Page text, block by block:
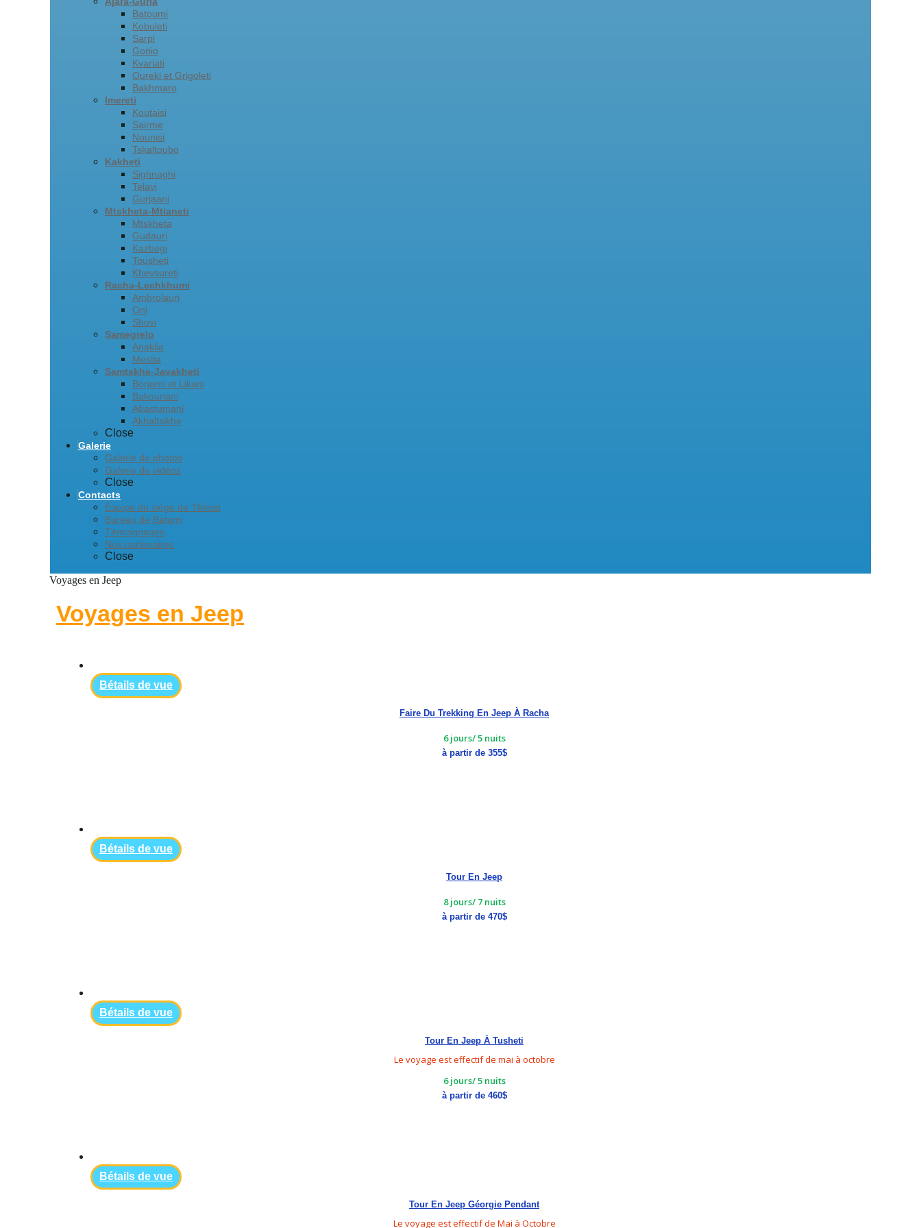
Batoumi
Kobuleti
Sarpi
Gonio
Kvariati
Oureki et Grigoleti
Bakhmaro
Imereti
Koutaisi
Sairme
Nounisi
Tskaltoubo
Kakheti
Sighnaghi
Telavi
Gurjaani
Mtskheta-Mtianeti
Mtskheta
Gudauri
Kazbegi
Tousheti
Khevsureti
Racha-Lechkhumi
Ambrolauri
Oni
Shovi
Samegrelo
Anaklia
Mestia
Samtskhe-Javakheti
Borjomi et Likani
Bakouriani
Abastumani
Akhaltsikhe
Close
Galerie
Galerie de photos
Galerie de vidéos
Close
Contacts
Équipe du siège de Tbilissi
Bureau de Batumi
Témoignages
Nos partenaires
Close
Voyages en Jeep
Voyages en Jeep
Вétails de vue
Faire Du Trekking En Jeep À Racha
6 jours/ 5 nuits
à partir de 355$
Вétails de vue
Tour En Jeep
8 jours/ 7 nuits
à partir de 470$
Вétails de vue
Tour En Jeep À Tusheti
Le voyage est effectif de mai à octobre
6 jours/ 5 nuits
à partir de 460$
Вétails de vue
Tour En Jeep Géorgie Pendant
Le voyage est effectif de Mai à Octobre